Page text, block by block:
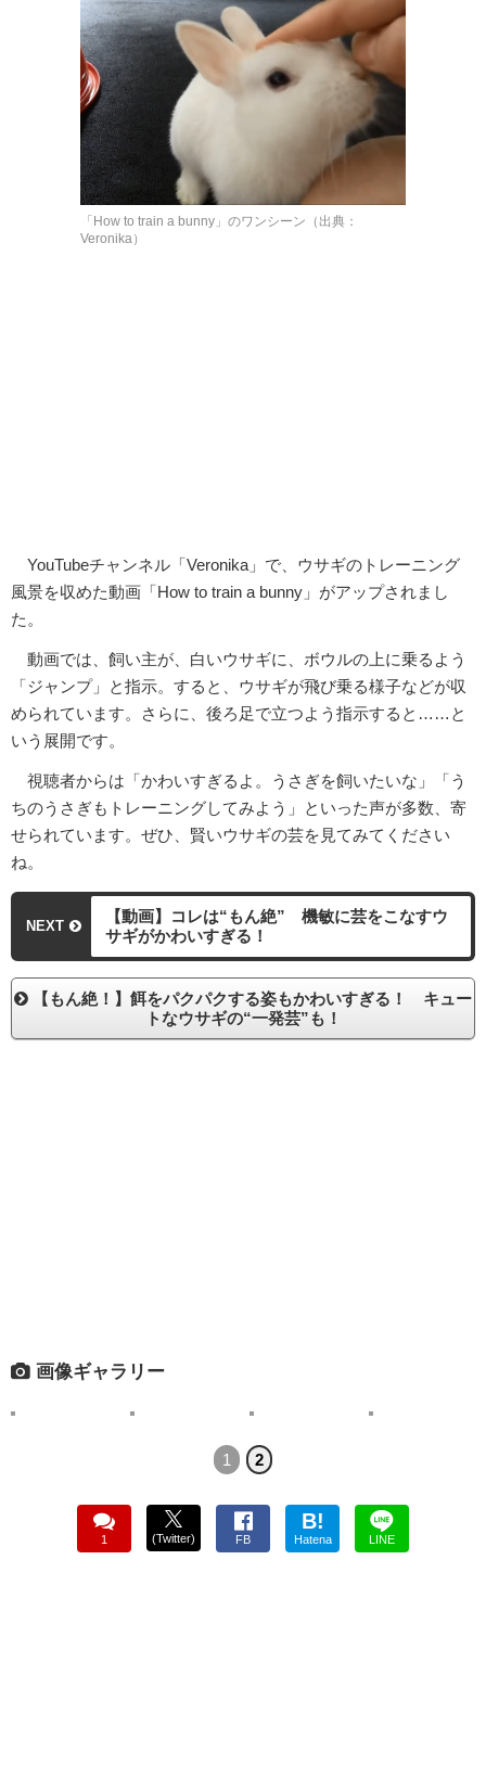
「How to train a bunny」のワンシーン（出典：
Veronika）
YouTubeチャンネル「Veronika」で、ウサギのトレーニング
風景を収めた動画「How to train a bunny」がアップされまし
た。
動画では、飼い主が、白いウサギに、ボウルの上に乗るよう
「ジャンプ」と指示。すると、ウサギが飛び乗る様子などが収
められています。さらに、後ろ足で立つよう指示すると……と
いう展開です。
視聴者からは「かわいすぎるよ。うさぎを飼いたいな」「う
ちのうさぎもトレーニングしてみよう」といった声が多数、寄
せられています。ぜひ、賢いウサギの芸を見てみてください
ね。
NEXT
【動画】コレは“もん絶” 機敏に芸をこなすウ
サギがかわいすぎる！
【もん絶！】餌をパクパクする姿もかわいすぎる！ キュー
トなウサギの“一発芸”も！
画像ギャラリー
1 2
1 (Twitter) FB
B!
Hatena LINE